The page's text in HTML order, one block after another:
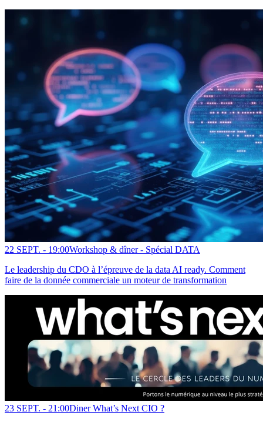
22 SEPT. - 19:00Workshop & dîner - Spécial DATA
Le leadership du CDO à l’épreuve de la data AI ready. Comment
faire de la donnée commerciale un moteur de transformation
23 SEPT. - 21:00Diner What’s Next CIO ?